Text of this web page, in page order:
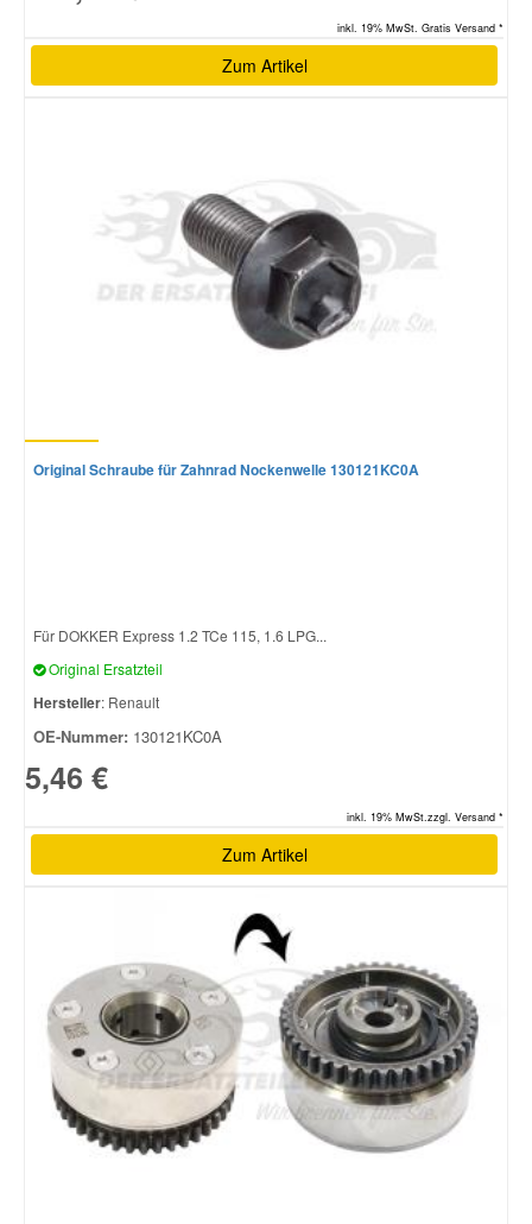
inkl. 19% MwSt. Gratis Versand *
Zum Artikel
Original Schraube für Zahnrad Nockenwelle 130121KC0A
Für DOKKER Express 1.2 TCe 115, 1.6 LPG...
Original Ersatzteil
Hersteller: Renault
OE-Nummer: 130121KC0A
5,46 €
inkl. 19% MwSt.zzgl. Versand *
Zum Artikel